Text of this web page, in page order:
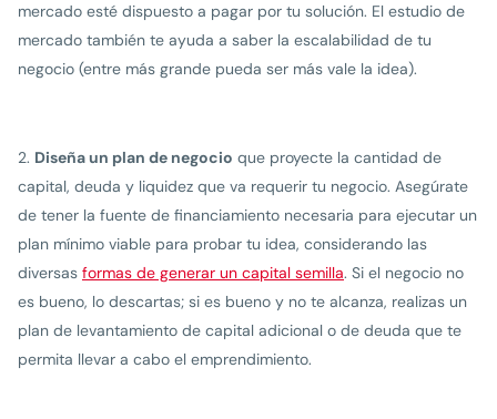
mercado esté dispuesto a pagar por tu solución. El estudio de
mercado también te ayuda a saber la escalabilidad de tu
negocio (entre más grande pueda ser más vale la idea).
Diseña un plan de negocio que proyecte la cantidad de
capital, deuda y liquidez que va requerir tu negocio. Asegúrate
de tener la fuente de financiamiento necesaria para ejecutar un
plan mínimo viable para probar tu idea, considerando las
diversas formas de generar un capital semilla. Si el negocio no
es bueno, lo descartas; si es bueno y no te alcanza, realizas un
plan de levantamiento de capital adicional o de deuda que te
permita llevar a cabo el emprendimiento.